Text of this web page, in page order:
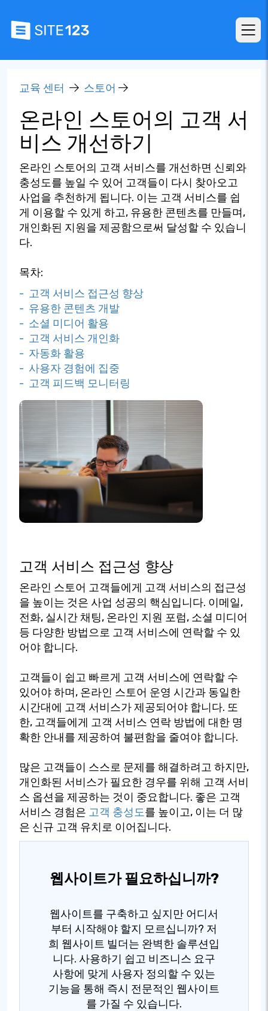
교육 센터 스토어
온라인 스토어의 고객 서
비스 개선하기
온라인 스토어의 고객 서비스를 개선하면 신뢰와
충성도를 높일 수 있어 고객들이 다시 찾아오고
사업을 추천하게 됩니다. 이는 고객 서비스를 쉽
게 이용할 수 있게 하고, 유용한 콘텐츠를 만들며,
개인화된 지원을 제공함으로써 달성할 수 있습니
다.
목차:
- 고객 서비스 접근성 향상
- 유용한 콘텐츠 개발
- 소셜 미디어 활용
- 고객 서비스 개인화
- 자동화 활용
- 사용자 경험에 집중
- 고객 피드백 모니터링
고객 서비스 접근성 향상
온라인 스토어 고객들에게 고객 서비스의 접근성
을 높이는 것은 사업 성공의 핵심입니다. 이메일,
전화, 실시간 채팅, 온라인 지원 포럼, 소셜 미디어
등 다양한 방법으로 고객 서비스에 연락할 수 있
어야 합니다.
고객들이 쉽고 빠르게 고객 서비스에 연락할 수
있어야 하며, 온라인 스토어 운영 시간과 동일한
시간대에 고객 서비스가 제공되어야 합니다. 또
한, 고객들에게 고객 서비스 연락 방법에 대한 명
확한 안내를 제공하여 불편함을 줄여야 합니다.
많은 고객들이 스스로 문제를 해결하려고 하지만,
개인화된 서비스가 필요한 경우를 위해 고객 서비
스 옵션을 제공하는 것이 중요합니다. 좋은 고객
서비스 경험은 고객 충성도를 높이고, 이는 더 많
은 신규 고객 유치로 이어집니다.
웹사이트가 필요하십니까?
웹사이트를 구축하고 싶지만 어디서
부터 시작해야 할지 모르십니까? 저
희 웹사이트 빌더는 완벽한 솔루션입
니다. 사용하기 쉽고 비즈니스 요구
사항에 맞게 사용자 정의할 수 있는
기능을 통해 즉시 전문적인 웹사이트
를 가질 수 있습니다.